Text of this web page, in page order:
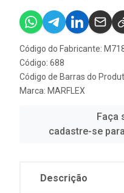
Código do Fabricante:
Código: 688
Código de Barras do
Marca: MARFLEX
Faça
cadastre-se
Descrição